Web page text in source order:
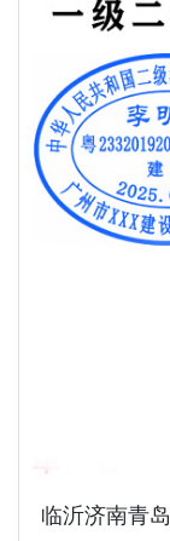
临沂济南青